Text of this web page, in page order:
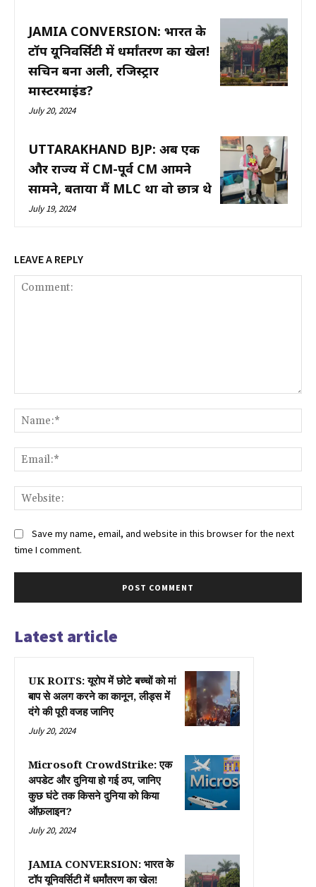
JAMIA CONVERSION: भारत के
टॉप यूनिवर्सिटी में धर्मांतरण का खेल!
सचिन बना अली, रजिस्ट्रार
मास्टरमाइंड?
July 20, 2024
UTTARAKHAND BJP: अब एक
और राज्य में CM-पूर्व CM आमने
सामने, बताया मैं MLC था वो छात्र थे
July 19, 2024
LEAVE A REPLY
Save my name, email, and website in this browser for the next
time I comment.
Latest article
UK ROITS: यूरोप में छोटे बच्चों को मां
बाप से अलग करने का कानून, लीड्स में
दंगे की पूरी वजह जानिए
July 20, 2024
Microsoft CrowdStrike: एक
अपडेट और दुनिया हो गई ठप, जानिए
कुछ घंटे तक किसने दुनिया को किया
ऑफ़लाइन?
July 20, 2024
JAMIA CONVERSION: भारत के
टॉप यूनिवर्सिटी में धर्मांतरण का खेल!